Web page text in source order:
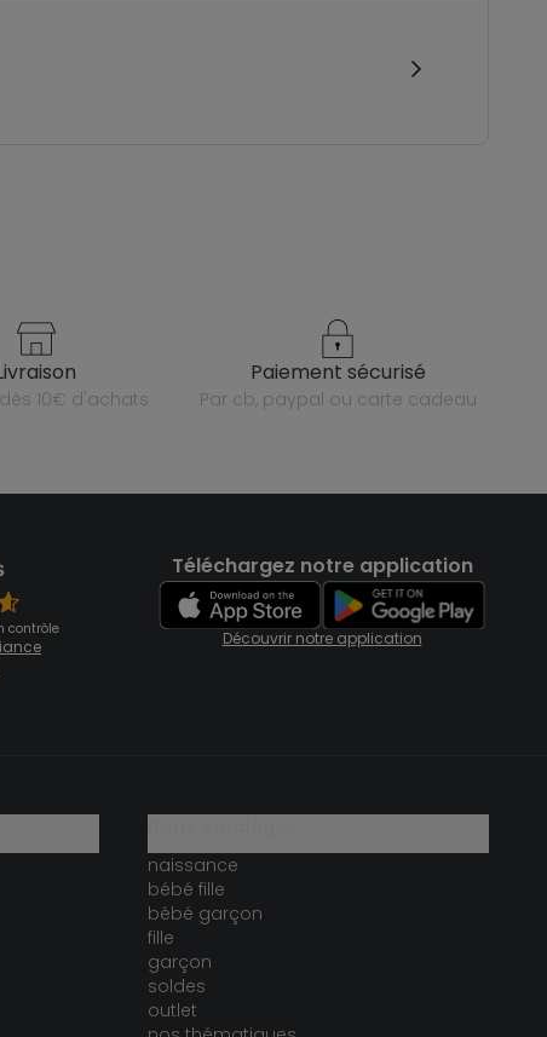
livraison
dès 10€ d'achats
paiement sécurisé
par cb, paypal ou carte cadeau
contrôle
Téléchargez notre application
Découvrir notre application
naissance
bébé fille
bébé garçon
fille
garçon
soldes
outlet